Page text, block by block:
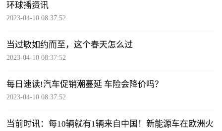
环球播资讯
2023-04-10 08:37:52
当过敏如约而至，这个春天怎么过
2023-04-10 08:37:52
每日速读!汽车促销潮蔓延 车险会降价吗？
2023-04-10 08:37:52
当前时讯：每10辆就有1辆来自中国！新能源车在欧洲火